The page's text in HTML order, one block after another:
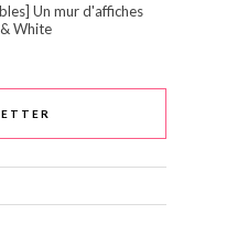
Un mur d'affiches
White